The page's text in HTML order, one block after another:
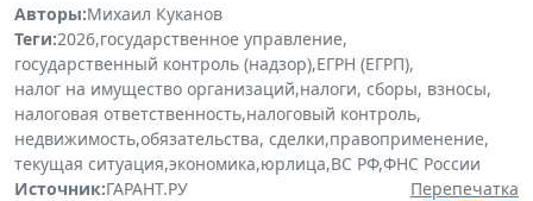
Авторы:Михаил Куканов
Теги:2026,государственное управление,
государственный контроль (надзор),ЕГРН (ЕГРП),
налог на имущество организаций,налоги, сборы, взносы,
налоговая ответственность,налоговый контроль,
недвижимость,обязательства, сделки,правоприменение,
текущая ситуация,экономика,юрлица,ВС РФ,ФНС России
Источник:ГАРАНТ.РУ
Перепечатка